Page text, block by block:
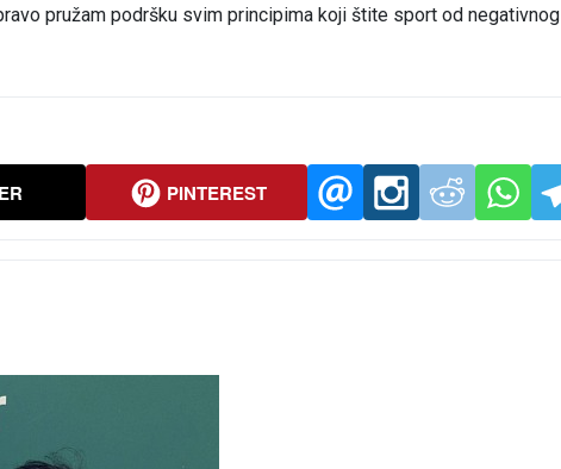
pružam podršku svim principima koji štite sport od negativnog
PINTEREST